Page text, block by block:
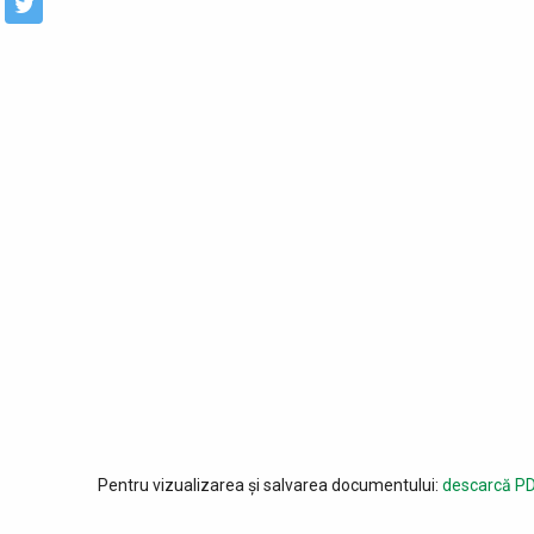
Pentru vizualizarea și salvarea documentului: descarcă